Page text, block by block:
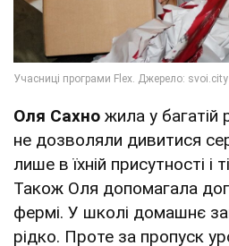
Оля Сахно жила у багатій
не дозволяли дивитися
лише в їхній присутності і
Також Оля допомагала
фермі. У школі домашнє
рідко. Проте за пропуск